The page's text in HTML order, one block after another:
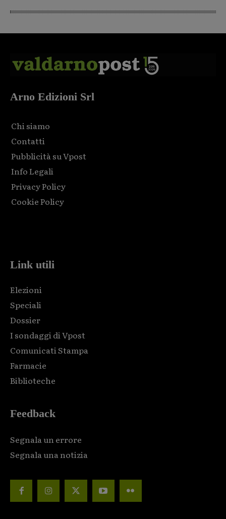
Arno Edizioni Srl
Chi siamo
Contatti
Pubblicità su Vpost
Info Legali
Privacy Policy
Cookie Policy
Link utili
Elezioni
Speciali
Dossier
I sondaggi di Vpost
Comunicati Stampa
Farmacie
Biblioteche
Feedback
Segnala un errore
Segnala una notizia